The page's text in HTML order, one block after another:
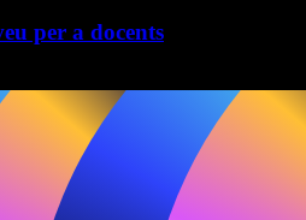
per a docents